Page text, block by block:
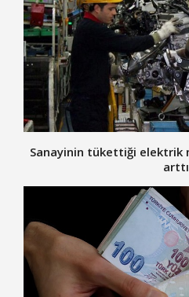
Sanayinin tükettiği elektrik
arttı